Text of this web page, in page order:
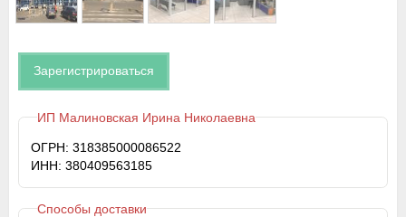
Зарегистрироваться
ИП Малиновская Ирина Николаевна
ОГРН: 318385000086522
ИНН: 380409563185
Способы доставки